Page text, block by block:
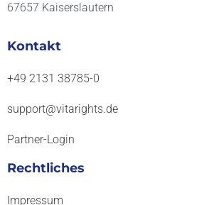
67657 Kaiserslautern
Kontakt
+49 2131 38785-0
support@vitarights.de
Partner-Login
Rechtliches
Impressum